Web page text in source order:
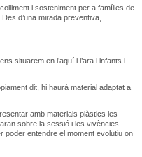
i sosteniment per a famílies de
d’una mirada preventiva,
situarem en l’aquí i l’ara i infants i
dit, hi haurà material adaptat a
amb materials plàstics les
sobre la sessió i les vivències
poder entendre el moment evolutiu on